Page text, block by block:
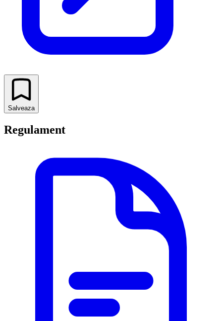
Salveaza
Regulament